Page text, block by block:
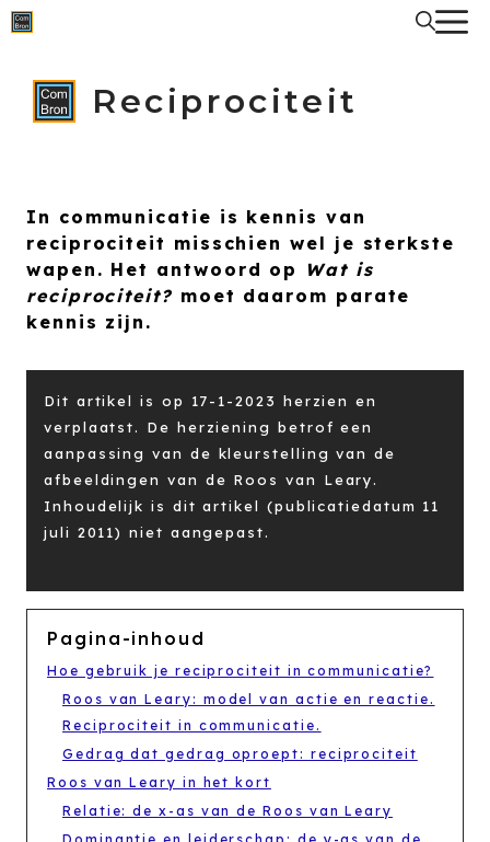
Spring
naar
inhoud
Reciprociteit
In communicatie is kennis van
reciprociteit misschien wel je sterkste
wapen. Het antwoord op
Wat is
reciprociteit? moet daarom parate
kennis zijn.
Dit artikel is op 17-1-2023 herzien en
verplaatst. De herziening betrof een
aanpassing van de kleurstelling van de
afbeeldingen van de Roos van Leary.
Inhoudelijk is dit artikel (publicatiedatum 11
juli 2011) niet aangepast.
Pagina-inhoud
Hoe gebruik je reciprociteit in communicatie?
Roos van Leary: model van actie en reactie.
Reciprociteit in communicatie.
Gedrag dat gedrag oproept: reciprociteit
Roos van Leary in het kort
Relatie: de x-as van de Roos van Leary